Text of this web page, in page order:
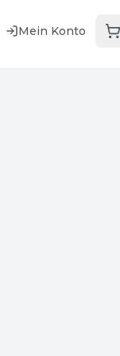
Mein Konto